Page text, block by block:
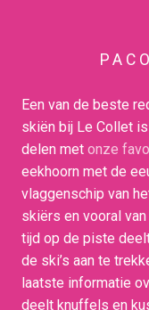
Een van de beste
skiën bij Le Collet
delen met onze
eekhoorn met de
vlaggenschip van
skiërs en vooral
tijd op de piste
de ski’s aan te
laatste informatie
deelt knuffels en